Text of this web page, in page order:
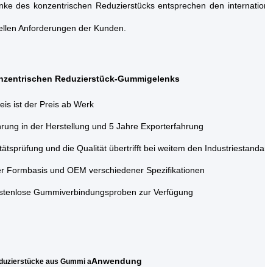
des konzentrischen Reduzierstücks entsprechen den
Anforderungen der Kunden.
Reduzierstück-Gummigelenks
ist der Preis ab Werk
in der Herstellung und 5 Jahre Exporterfahrung
und die Qualität übertrifft bei weitem den
Formbasis und OEM verschiedener Spezifikationen
Gummiverbindungsproben zur Verfügung
aus Gummi aAnwendung